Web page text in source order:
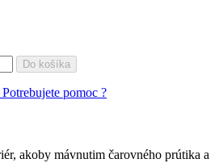
Do košíka
Potrebujete pomoc ?
akoby mávnutim čarovného prútika a